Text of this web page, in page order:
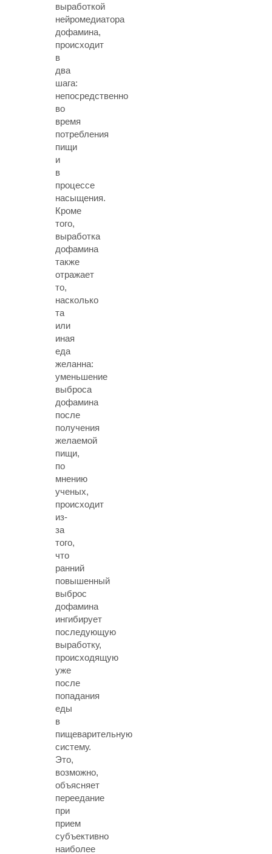
выработкой
нейромедиатора
дофамина,
происходит
в
два
шага:
непосредственно
во
время
потребления
пищи
и
в
процессе
насыщения.
Кроме
того,
выработка
дофамина
также
отражает
то,
насколько
та
или
иная
еда
желанна:
уменьшение
выброса
дофамина
после
получения
желаемой
пищи,
по
мнению
ученых,
происходит
из-
за
того,
что
ранний
повышенный
выброс
дофамина
ингибирует
последующую
выработку,
происходящую
уже
после
попадания
еды
в
пищеварительную
систему.
Это,
возможно,
объясняет
переедание
при
прием
субъективно
наиболее